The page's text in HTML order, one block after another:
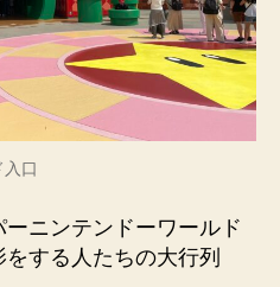
口
ニンテンドーワールド
する人たちの大行列